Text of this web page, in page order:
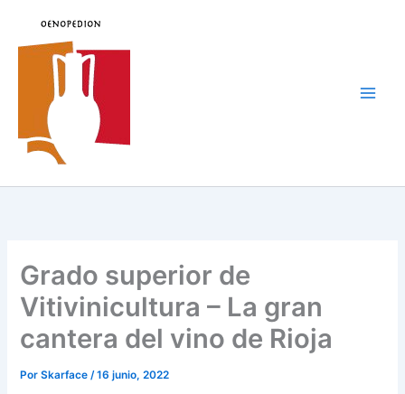
contenido
Grado superior de
Vitivinicultura – La gran
cantera del vino de Rioja
PorSkarface/16 junio, 2022